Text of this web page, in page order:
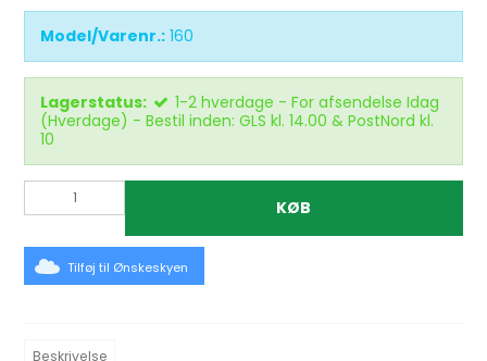
Model/Varenr.: 160
Lagerstatus:
1-2 hverdage - For afsendelse Idag
(Hverdage) - Bestil inden: GLS kl. 14.00 & PostNord kl.
10
KØB
Tilføj til Ønskeskyen
Beskrivelse